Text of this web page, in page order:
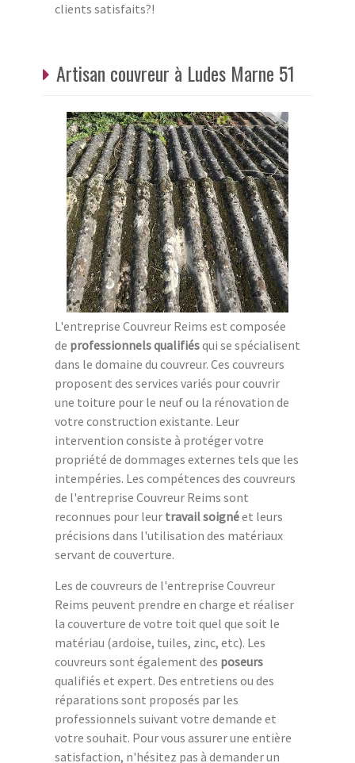
clients satisfaits?!
Artisan couvreur à Ludes Marne 51
L'entreprise Couvreur Reims est composée
de professionnels qualifiésqui se spécialisent
dans le domaine du couvreur. Ces couvreurs
proposent des services variés pour couvrir
une toiture pour le neuf ou la rénovation de
votre construction existante. Leur
intervention consiste à protéger votre
propriété de dommages externes tels que les
intempéries. Les compétences des couvreurs
de l'entreprise Couvreur Reims sont
reconnues pour leur travail soignéet leurs
précisions dans l'utilisation des matériaux
servant de couverture.
Les de couvreurs de l'entreprise Couvreur
Reims peuvent prendre en charge et réaliser
la couverture de votre toit quel que soit le
matériau (ardoise, tuiles, zinc, etc). Les
couvreurs sont également des poseurs
qualifiés et expert. Des entretiens ou des
réparations sont proposés par les
professionnels suivant votre demande et
votre souhait. Pour vous assurer une entière
satisfaction, n'hésitez pas à demander un